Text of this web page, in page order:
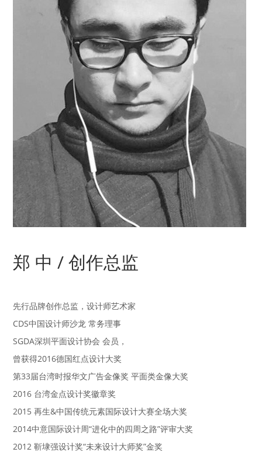
郑 中 / 创作总监
先行品牌创作总监，设计师艺术家
CDS中国设计师沙龙 常务理事
SGDA深圳平面设计协会 会员，
曾获得2016德国红点设计大奖
第33届台湾时报华文广告金像奖 平面类金像大奖
2016 台湾金点设计奖徽章奖
2015 再生&中国传统元素国际设计大赛全场大奖
2014中意国际设计周“进化中的四周之路”评审大奖
2012 靳埭强设计奖“未来设计大师奖”金奖